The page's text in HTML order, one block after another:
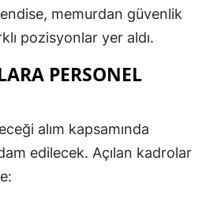
memurdan güvenlik
pozisyonlar yer aldı.
PERSONEL
alım kapsamında
edilecek. Açılan kadrolar